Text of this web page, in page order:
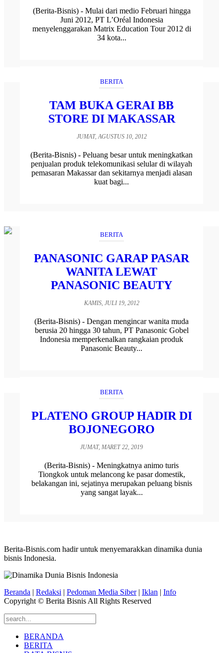
(Berita-Bisnis) - Mulai dari medio Februari hingga
Juni 2012, PT L’Oréal Indonesia
menyelenggarakan Matrix Education Tour 2012 di
34 kota...
BERITA
TAM BUKA GERAI BB
STORE DI MAKASSAR
JUMAT, AGUSTUS 10, 2012
(Berita-Bisnis) - Peluang besar untuk meningkatkan
penjualan produk telekomunikasi selular di wilayah
pemasaran Makassar dan sekitarnya menjadi alasan
kuat bagi...
BERITA
PANASONIC GARAP PASAR
WANITA LEWAT
PANASONIC BEAUTY
KAMIS, JULI 19, 2012
(Berita-Bisnis) - Dengan mengincar wanita muda
berusia 20 hingga 30 tahun, PT Panasonic Gobel
Indonesia memperkenalkan rangkaian produk
Panasonic Beauty...
BERITA
PLATENO GROUP HADIR DI
BOJONEGORO
JUMAT, MARET 22, 2019
(Berita-Bisnis) - Meningkatnya animo turis
Tiongkok untuk melancong ke pasar domestik,
belakangan ini, sejatinya merupakan peluang bisnis
yang sangat layak...
Berita-Bisnis.com hadir untuk menyemarakkan dinamika dunia
bisnis Indonesia.
Beranda | Redaksi | Pedoman Media Siber| Iklan | Info
Copyright © Berita Bisnis All Rights Reserved
BERANDA
BERITA